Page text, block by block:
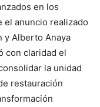
en los
el anuncio realizado
y Alberto Anaya
con claridad el
la unidad
restauración